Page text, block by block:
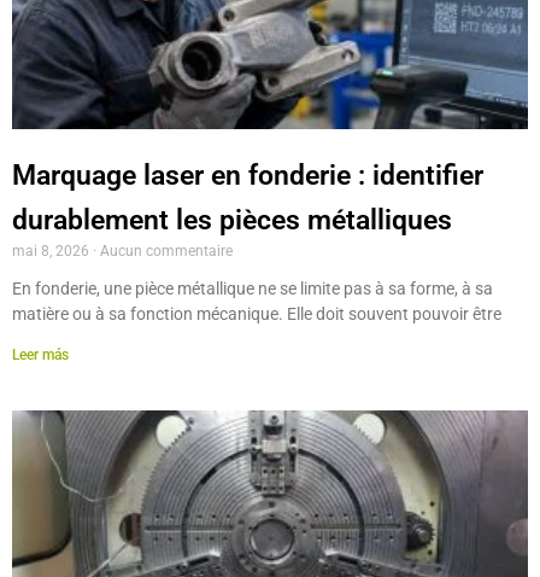
Marquage laser en fonderie : identifier
durablement les pièces métalliques
mai 8, 2026 Aucun commentaire
En fonderie, une pièce métallique ne se limite pas à sa forme, à sa
matière ou à sa fonction mécanique. Elle doit souvent pouvoir être
Leer más